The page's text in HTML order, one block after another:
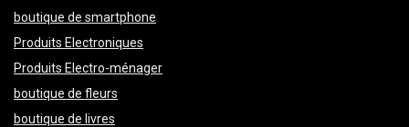
boutique de smartphone
Produits Electroniques
Produits Electro-ménager
boutique de fleurs
boutique de livres